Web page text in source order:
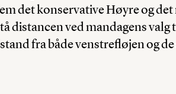
det konservative Høyre og
distancen ved mandagens valg
fra både venstrefløjen og